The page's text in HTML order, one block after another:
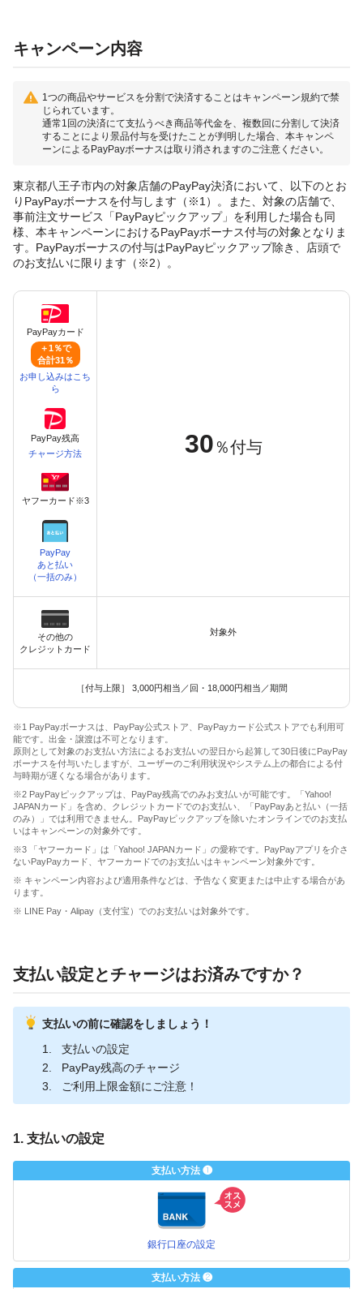
キャンペーン内容
1つの商品やサービスを分割で決済することはキャンペーン規約で禁
じられています。
通常1回の決済にて支払うべき商品等代金を、複数回に分割して決済
することにより景品付与を受けたことが判明した場合、本キャンペ
ーンによるPayPayボーナスは取り消されますのご注意ください。
東京都八王子市内の対象店舗のPayPay決済において、以下のとお
りPayPayボーナスを付与します（※1）。また、対象の店舗で、
事前注文サービス「PayPayピックアップ」を利用した場合も同
様、本キャンペーンにおけるPayPayボーナス付与の対象となりま
す。PayPayボーナスの付与はPayPayピックアップ除き、店頭で
のお支払いに限ります（※2）。
PayPayカード
＋1％で
合計31％
お申し込みはこち
ら
PayPay残高
チャージ方法
ヤフーカード※3
PayPay
あと払い
（一括のみ）
30 ％付与
その他の
クレジットカード
対象外
［付与上限］ 3,000円相当／回・18,000円相当／期間
※1 PayPayボーナスは、PayPay公式ストア、PayPayカード公式ストアでも利用可
能です。出金・譲渡は不可となります。
原則として対象のお支払い方法によるお支払いの翌日から起算して30日後にPayPay
ボーナスを付与いたしますが、ユーザーのご利用状況やシステム上の都合による付
与時期が遅くなる場合があります。
※2 PayPayピックアップは、PayPay残高でのみお支払いが可能です。「Yahoo!
JAPANカード」を含め、クレジットカードでのお支払い、「PayPayあと払い（一括
のみ）」では利用できません。PayPayピックアップを除いたオンラインでのお支払
いはキャンペーンの対象外です。
※3 「ヤフーカード」は「Yahoo! JAPANカード」の愛称です。PayPayアプリを介さ
ないPayPayカード、ヤフーカードでのお支払いはキャンペーン対象外です。
※ キャンペーン内容および適用条件などは、予告なく変更または中止する場合があ
ります。
※ LINE Pay・Alipay（支付宝）でのお支払いは対象外です。
支払い設定とチャージはお済みですか？
支払いの前に確認をしましょう！
支払いの設定
PayPay残高のチャージ
ご利用上限金額にご注意！
1. 支払いの設定
支払い方法 ❶
銀行口座の設定
支払い方法 ❷